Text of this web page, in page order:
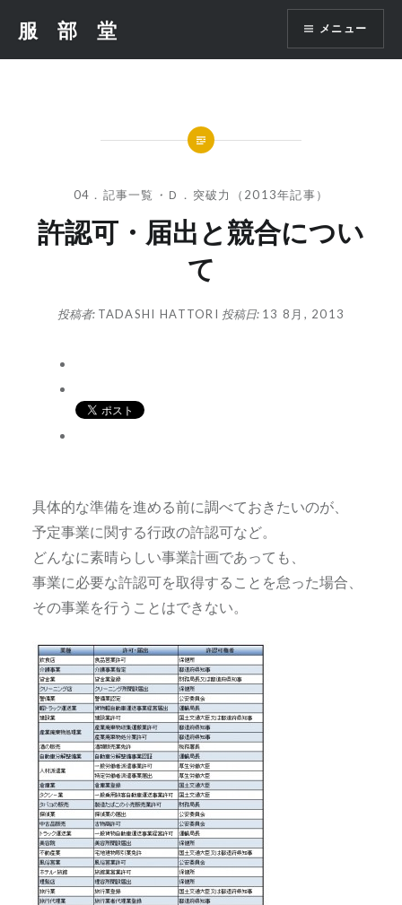
テ
服 部 堂 メニュー
04．記事一覧 ・ Ｄ．突破力（2013年記事）
許認可・届出と競合につい
て
投稿者: TADASHI HATTORI 投稿日: 13 8月, 2013
具体的な準備を進める前に調べておきたいのが、
予定事業に関する行政の許認可など。
どんなに素晴らしい事業計画であっても、
事業に必要な許認可を取得することを怠った場合、
その事業を行うことはできない。